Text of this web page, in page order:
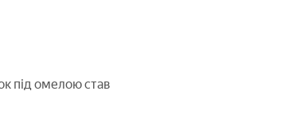
під омелою став